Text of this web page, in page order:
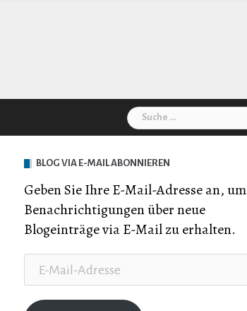
Suche
nach:
BLOG VIA E-MAIL ABONNIEREN
Geben Sie Ihre E-Mail-Adresse an, um
Benachrichtigungen über neue
Blogeinträge via E-Mail zu erhalten.
Mail-
Adresse